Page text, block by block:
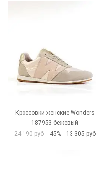
Кроссовки женские Wonders
187953 бежевый
24 190 руб
-45% 13 305 руб